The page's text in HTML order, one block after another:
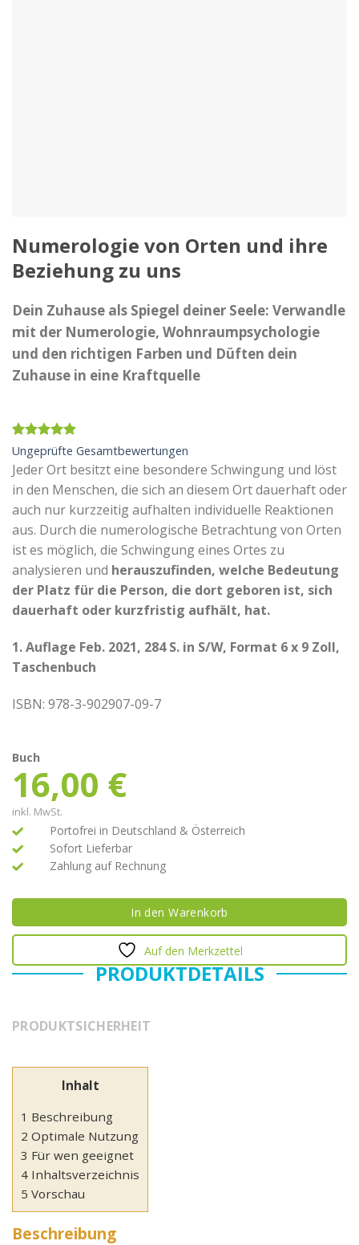
Numerologie von Orten und ihre
Beziehung zu uns
Dein Zuhause als Spiegel deiner Seele: Verwandle
mit der Numerologie, Wohnraumpsychologie
und den richtigen Farben und Düften dein
Zuhause in eine Kraftquelle
Bewertet
mit 5.00
von 5,
basierend
1
Kundenbewertung
Ungeprüfte Gesamtbewertungen
Jeder Ort besitzt eine besondere Schwingung und löst
in den Menschen, die sich an diesem Ort dauerhaft oder
auch nur kurzzeitig aufhalten individuelle Reaktionen
aus. Durch die numerologische Betrachtung von Orten
ist es möglich, die Schwingung eines Ortes zu
analysieren und herauszufinden, welche Bedeutung
der Platz für die Person, die dort geboren ist, sich
dauerhaft oder kurzfristig aufhält, hat.
1. Auflage Feb. 2021, 284 S. in S/W, Format 6 x 9 Zoll,
Taschenbuch
ISBN: 978-3-902907-09-7
Buch
16,00 €
inkl. MwSt.
Portofrei in Deutschland & Österreich
Sofort Lieferbar
Zahlung auf Rechnung
In den Warenkorb
Auf den Merkzettel
PRODUKTDETAILS
PRODUKTSICHERHEIT
Inhalt
1 Beschreibung
2 Optimale Nutzung
3 Für wen geeignet
4 Inhaltsverzeichnis
5 Vorschau
Beschreibung